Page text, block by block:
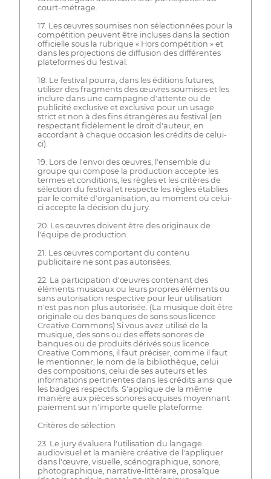
court-métrage.
17. Les œuvres soumises non sélectionnées pour la
compétition peuvent être incluses dans la section
officielle sous la rubrique « Hors compétition » et
dans les projections de diffusion des différentes
plateformes du festival.
18. Le festival pourra, dans les éditions futures,
utiliser des fragments des œuvres soumises et les
inclure dans une campagne d'attente ou de
publicité exclusive et exclusive pour un usage
strict et non à des fins étrangères au festival (en
respectant fidèlement le droit d'auteur, en
accordant à chaque occasion les crédits de celui-
ci).
19. Lors de l'envoi des œuvres, l'ensemble du
groupe qui compose la production accepte les
termes et conditions, les règles et les critères de
sélection du festival et respecte les règles établies
par le comité d'organisation, au moment où celui-
ci accepte la décision du jury.
20. Les œuvres doivent être des originaux de
l'équipe de production.
21. Les œuvres comportant du contenu
publicitaire ne sont pas autorisées.
22. La participation d'œuvres contenant des
éléments musicaux ou leurs propres éléments ou
sans autorisation respective pour leur utilisation
n'est pas non plus autorisée. (La musique doit être
originale ou des banques de sons sous licence
Creative Commons) Si vous avez utilisé de la
musique, des sons ou des effets sonores de
banques ou de produits dérivés sous licence
Creative Commons, il faut préciser, comme il faut
le mentionner, le nom de la bibliothèque, celui
des compositions, celui de ses auteurs et les
informations pertinentes dans les crédits ainsi que
les badges respectifs. S'applique de la même
manière aux pièces sonores acquises moyennant
paiement sur n'importe quelle plateforme.
Critères de sélection
23. Le jury évaluera l'utilisation du langage
audiovisuel et la manière créative de l'appliquer
dans l'œuvre, visuelle, scénographique, sonore,
photographique, narrative-littéraire, prosaïque